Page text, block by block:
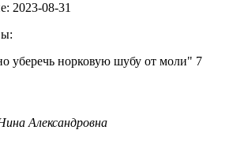
2023-08-31
уберечь норковую шубу от моли" 7
Александровна